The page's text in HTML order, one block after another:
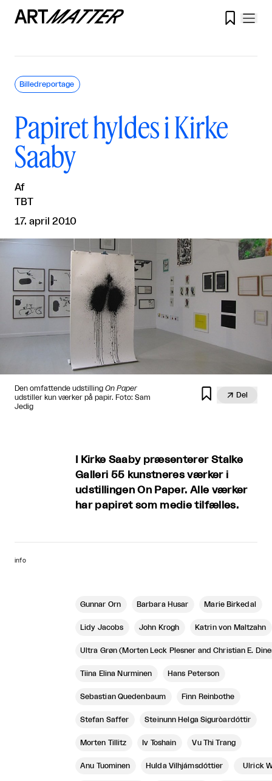

Papiret hyldes i Kirke
Saaby
Af
TBT
17. april 2010
Billedreportage
Den omfattende udstilling On Paper
udstiller kun værker på papir. Foto: Sam
Jedig
  Del
I Kirke Saaby præsenterer Stalke
Galleri 55 kunstneres værker i
udstillingen On Paper. Alle værker
har papiret som medie tilfælles.
info
Gunnar Örn Barbara Husar Marie Birkedal
Lidy Jacobs John Krogh Katrin von Maltzahn
Ultra Grøn (Morten Leck Plesner and Christian E.
Tiina Elina Nurminen Hans Peterson
Sebastian Quedenbaum Finn Reinbothe
Stefan Saffer Steinunn Helga Siguròardóttir
Morten Tillitz Iv Toshain Vu Thi Trang
Anu Tuominen Hulda Vilhjámsdóttier Ulrick